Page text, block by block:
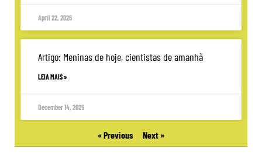
April 22, 2026
Artigo: Meninas de hoje, cientistas de amanhã
LEIA MAIS »
December 14, 2025
« Previous Next »